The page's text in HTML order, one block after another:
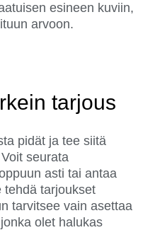
esineen kuviin,
arvoon.
tarjous
pidät ja tee siitä
seurata
asti tai antaa
tehdä tarjoukset
tarvitsee vain asettaa
olet halukas